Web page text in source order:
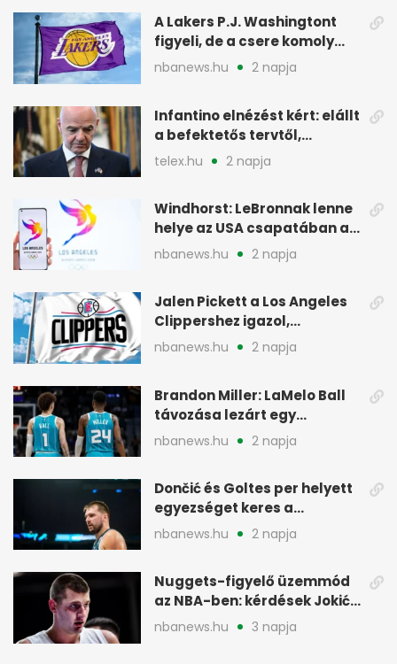
A Lakers P.J. Washingtont
figyeli, de a csere komoly
akadályokba ütközhet
nbanews.hu 2 napja
Infantino elnézést kért: elállt
a befektetős tervtől,
maradhat FIFA-elnök
telex.hu 2 napja
Windhorst: LeBronnak lenne
helye az USA csapatában a
2028-as olimpián
nbanews.hu 2 napja
Jalen Pickett a Los Angeles
Clippershez igazol,
kétirányú szerződéssel
nbanews.hu 2 napja
Brandon Miller: LaMelo Ball
távozása lezárt egy
korszakot a Hornetsnél
nbanews.hu 2 napja
Dončić és Goltes per helyett
egyezséget keres a
gyerekügyben
nbanews.hu 2 napja
Nuggets-figyelő üzemmód
az NBA-ben: kérdések Jokić
jövőjéről
nbanews.hu 3 napja